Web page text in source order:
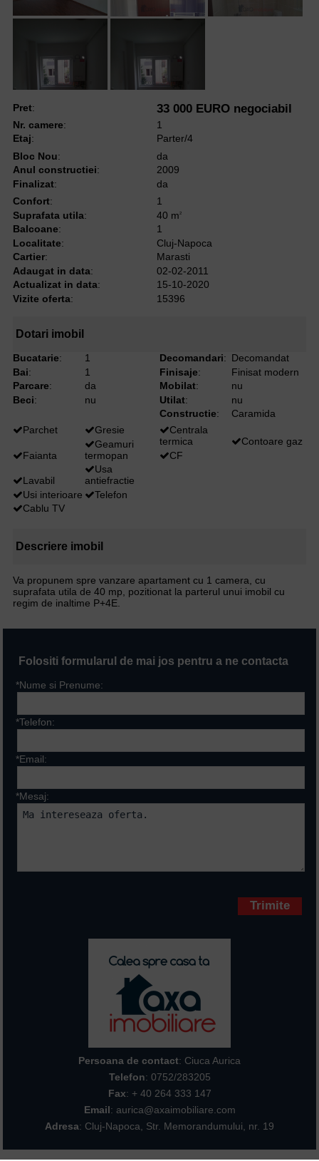
Pret: 33 000 EURO negociabil
Nr. camere:
1
Etaj:
Parter/4
Bloc Nou:
da
Anul constructiei:
2009
Finalizat:
da
Confort:
1
Suprafata utila: 40 m2
Balcoane:
1
Localitate:
Cluj-Napoca
Cartier:
Marasti
Adaugat in data:
02-02-2011
Actualizat in data:
15-10-2020
Vizite oferta: 15396
Dotari imobil
Bucatarie:
1
Bai:
1
Parcare:
da
Beci: nu
Decomandari: Decomandat
Finisaje:
Finisat modern
Mobilat:
nu
Utilat:
nu
Constructie:
Caramida
Parchet
Gresie
Faianta
Geamuri
termopan
Lavabil
Usa
antiefractie
Usi interioare
Telefon
Cablu TV
Centrala
termica
Contoare gaz
CF
Descriere imobil
Va propunem spre vanzare apartament cu 1 camera, cu
suprafata utila de 40 mp, pozitionat la parterul unui imobil cu
regim de inaltime P+4E.
Folositi formularul de mai jos pentru a ne contacta
*Nume si Prenume:
*Telefon:
*Email:
*Mesaj:
Persoana de contact: Ciuca Aurica
Telefon: 0752/283205
Fax: + 40 264 333 147
Email: aurica@axaimobiliare.com
Adresa: Cluj-Napoca, Str. Memorandumului, nr. 19